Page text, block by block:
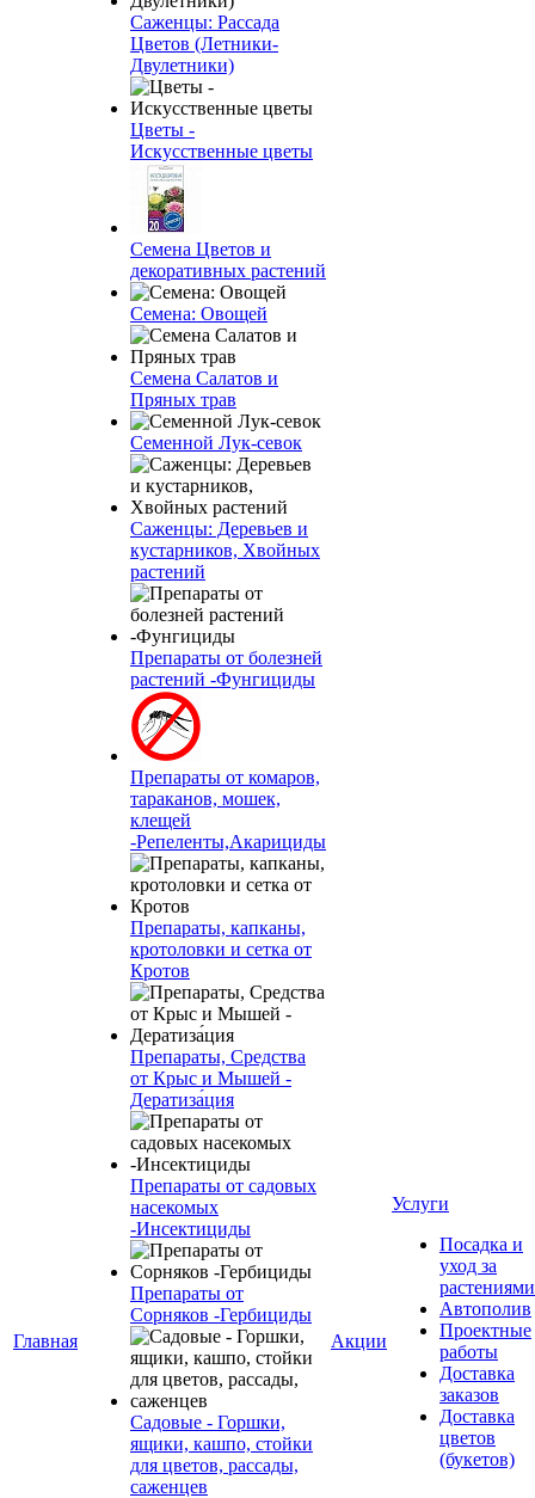
Главная
Саженцы: Рассада
Цветов (Летники-
Двулетники)
Цветы -
Искусственные цветы
Семена Цветов и
декоративных растений
Семена: Овощей
Семена Салатов и
Пряных трав
Семенной Лук-севок
Саженцы: Деревьев и
кустарников, Хвойных
растений
Препараты от болезней
растений -Фунгициды
Препараты от комаров,
тараканов, мошек,
клещей
-Репеленты,Акарициды
Препараты, капканы,
кротоловки и сетка от
Кротов
Препараты, Средства
от Крыс и Мышей -
Дератиза́ция
Препараты от садовых
насекомых
-Инсектициды
Препараты от
Сорняков -Гербициды
Садовые - Горшки,
ящики, кашпо, стойки
для цветов, рассады,
саженцев
Акции
Услуги
Посадка и
уход за
растениями
Автополив
Проектные
работы
Доставка
заказов
Доставка
цветов
(букетов)